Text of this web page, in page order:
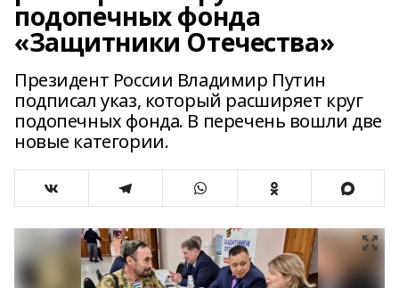
подопечных фонда
«Защитники Отечества»
Президент России Владимир Путин
подписал указ, который расширяет круг
подопечных фонда. В перечень вошли две
новые категории.